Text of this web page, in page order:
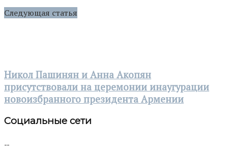
Следующая статья
Никол Пашинян и Анна Акопян
присутствовали на церемонии инаугурации
новоизбранного президента Армении
Социальные сети